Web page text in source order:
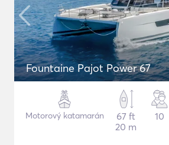
Fountaine Pajot Power 67
Motorový katamarán
67 ft
20 m
10